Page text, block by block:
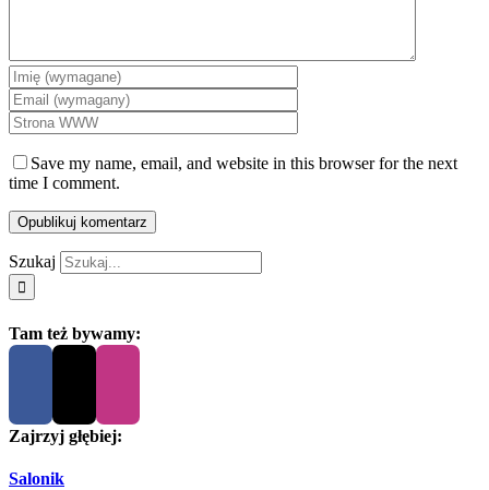
Save my name, email, and website in this browser for the next
time I comment.
Szukaj
Tam też bywamy:
Zajrzyj głębiej:
Salonik